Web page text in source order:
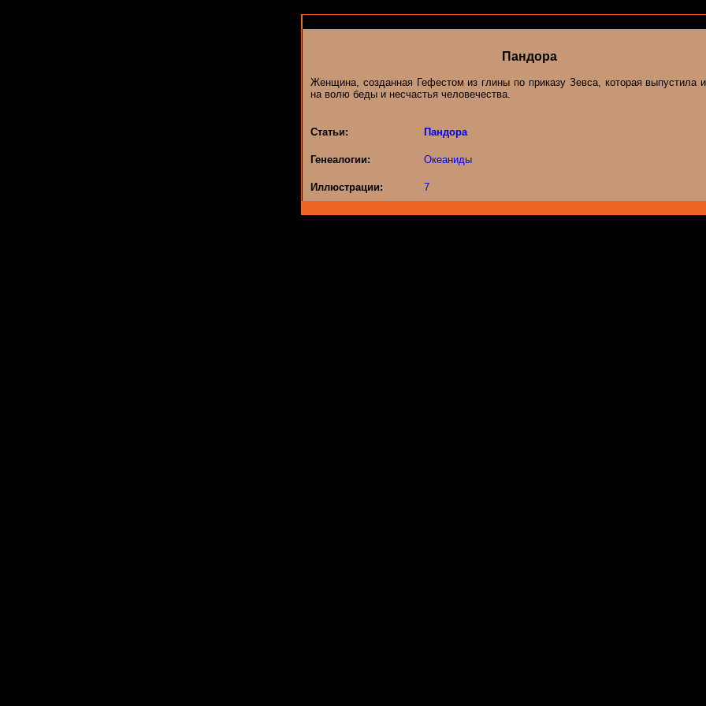
Пандора
Женщина, созданная Гефестом из глины по приказу Зевса, которая выпустила
на волю беды и несчастья человечества.
Статьи: Пандора
Генеалогии: Океаниды
Иллюстрации: 7